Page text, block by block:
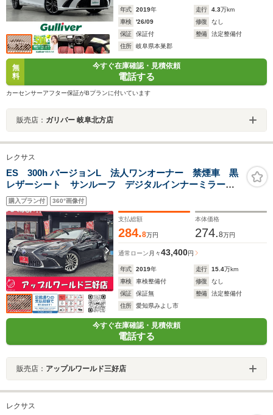
年式 2019年 走行 4.3万km
車検
'26/09 修復
なし
保証
保証付 整備
法定整備付
住所
岐阜県本巣郡
無
料
今すぐ在庫確認・見積依頼
電話する
カーセンサーアフター保証がBプランに付いています
販売店： ガリバー 岐阜北方店
レクサス
ES 300h バージョンL 法人ワンオーナー 禁煙車 黒
レザーシート サンルーフ デジタルインナーミラー
ドライブレコーダー 純正ナビ フルセグテレビ パノ
ラミックビューカメラ ビルトインETC コーナーセン
サー AC100V
購入プラン付 360°画像付
支払総額
284.8万円
本体価格
274.8万円
通常ローン 月々43,400円
年式 2019年 走行 15.4万km
車検
車検整備付 修復
なし
保証
保証無 整備
法定整備付
住所
愛知県みよし市
今すぐ在庫確認・見積依頼
電話する
販売店： アップルワールド三好店
レクサス